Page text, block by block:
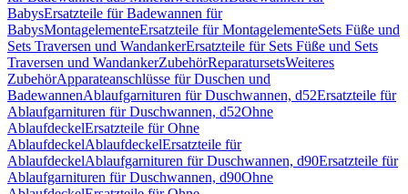
BabysErsatzteile für Badewannen für
BabysMontagelementeErsatzteile für MontagelementeSets Füße und
Sets Traversen und WandankerErsatzteile für Sets Füße und Sets
Traversen und WandankerZubehörReparatursetsWeiteres
ZubehörApparateanschlüsse für Duschen und
BadewannenAblaufgarnituren für Duschwannen, d52Ersatzteile für
Ablaufgarnituren für Duschwannen, d52Ohne
AblaufdeckelErsatzteile für Ohne
AblaufdeckelAblaufdeckelErsatzteile für
AblaufdeckelAblaufgarnituren für Duschwannen, d90Ersatzteile für
Ablaufgarnituren für Duschwannen, d90Ohne